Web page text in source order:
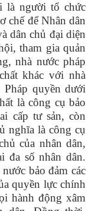
là người tổ chức
chế để Nhân dân
dân chủ đại diện
tham gia quản
nhà nước pháp
khác với nhà
quyền dưới
là công cụ bảo
cấp tư sản, còn
nghĩa là công cụ
của nhân dân,
đa số nhân dân.
bảo đảm các
quyền lực chính
hành động xâm